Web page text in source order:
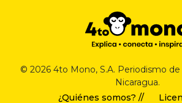
© 2026 4to Mono, S.A. Periodismo de
Nicaragua.
¿Quiénes somos? //